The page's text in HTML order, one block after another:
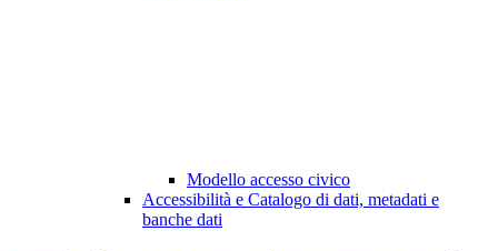
Modello accesso civico
Accessibilità e Catalogo di dati, metadati e
banche dati